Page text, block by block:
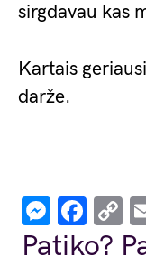
sirgdavau kas
Kartais
darže.
Patiko?